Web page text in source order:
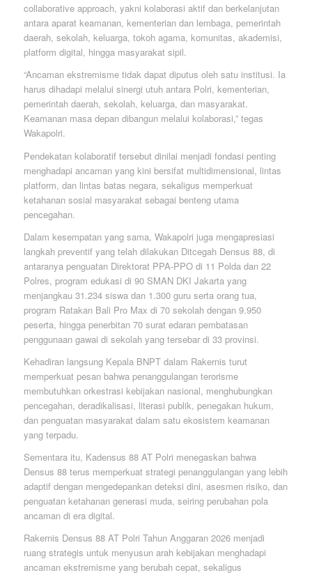
collaborative approach, yakni kolaborasi aktif dan berkelanjutan
antara aparat keamanan, kementerian dan lembaga, pemerintah
daerah, sekolah, keluarga, tokoh agama, komunitas, akademisi,
platform digital, hingga masyarakat sipil.
“Ancaman ekstremisme tidak dapat diputus oleh satu institusi. Ia
harus dihadapi melalui sinergi utuh antara Polri, kementerian,
pemerintah daerah, sekolah, keluarga, dan masyarakat.
Keamanan masa depan dibangun melalui kolaborasi,” tegas
Wakapolri.
Pendekatan kolaboratif tersebut dinilai menjadi fondasi penting
menghadapi ancaman yang kini bersifat multidimensional, lintas
platform, dan lintas batas negara, sekaligus memperkuat
ketahanan sosial masyarakat sebagai benteng utama
pencegahan.
Dalam kesempatan yang sama, Wakapolri juga mengapresiasi
langkah preventif yang telah dilakukan Ditcegah Densus 88, di
antaranya penguatan Direktorat PPA-PPO di 11 Polda dan 22
Polres, program edukasi di 90 SMAN DKI Jakarta yang
menjangkau 31.234 siswa dan 1.300 guru serta orang tua,
program Ratakan Bali Pro Max di 70 sekolah dengan 9.950
peserta, hingga penerbitan 70 surat edaran pembatasan
penggunaan gawai di sekolah yang tersebar di 33 provinsi.
Kehadiran langsung Kepala BNPT dalam Rakernis turut
memperkuat pesan bahwa penanggulangan terorisme
membutuhkan orkestrasi kebijakan nasional, menghubungkan
pencegahan, deradikalisasi, literasi publik, penegakan hukum,
dan penguatan masyarakat dalam satu ekosistem keamanan
yang terpadu.
Sementara itu, Kadensus 88 AT Polri menegaskan bahwa
Densus 88 terus memperkuat strategi penanggulangan yang lebih
adaptif dengan mengedepankan deteksi dini, asesmen risiko, dan
penguatan ketahanan generasi muda, seiring perubahan pola
ancaman di era digital.
Rakernis Densus 88 AT Polri Tahun Anggaran 2026 menjadi
ruang strategis untuk menyusun arah kebijakan menghadapi
ancaman ekstremisme yang berubah cepat, sekaligus